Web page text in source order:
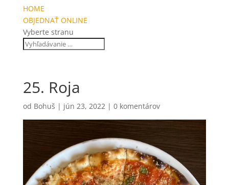
HOME
OBJEDNAŤ ONLINE
Vyberte stranu
25. Roja
od Bohuš | jún 23, 2022 | 0 komentárov